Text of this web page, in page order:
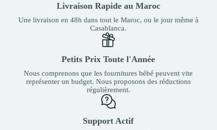
Livraison Rapide au Maroc
Une livraison en 48h dans tout le Maroc, ou le jour même à
Casablanca.
Petits Prix Toute l'Année
Nous comprenons que les fournitures bébé peuvent vite
représenter un budget. Nous proposons des réductions
régulièrement.
Support Actif